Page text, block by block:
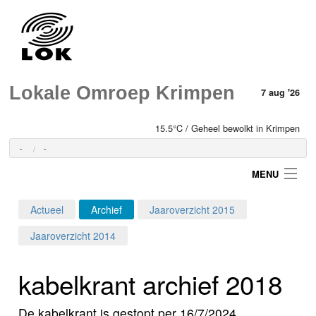
Lokale Omroep Krimpen 7 aug '26
15.5°C / Geheel bewolkt in Krimpen
- -
MENU
Programma's
Actueel Archief
Jaaroverzicht 2015
Jaaroverzicht 2014
kabelkrant archief 2018